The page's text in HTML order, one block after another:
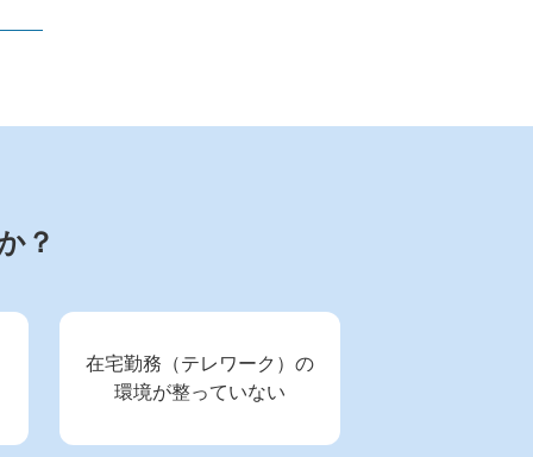
？
在宅勤務（テレワーク）の
環境が整っていない